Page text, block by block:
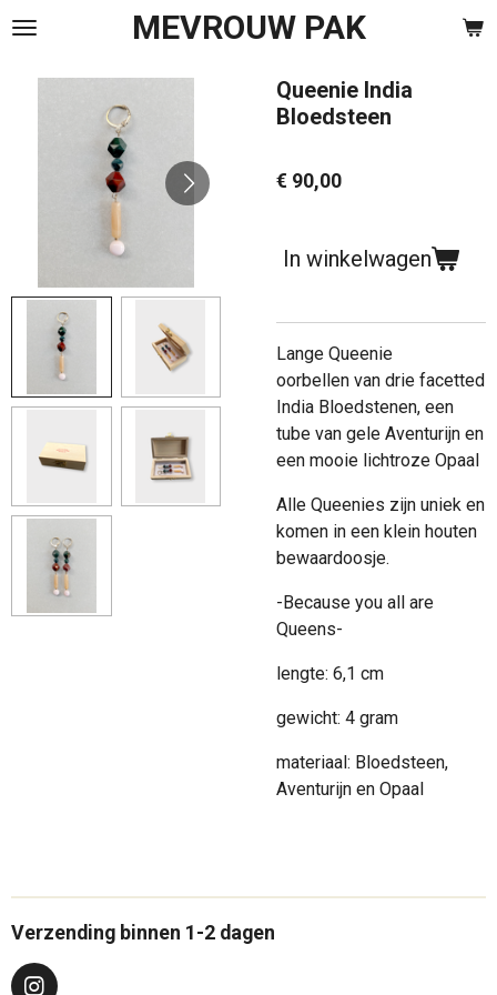
Ga
naar
hoofdinhoud
MEVROUW PAK
Queenie India
Bloedsteen
€ 90,00
In winkelwagen
Lange Queenie
oorbellen van drie facetted
India Bloedstenen, een
tube van gele Aventurijn en
een mooie lichtroze Opaal
Alle Queenies zijn uniek en
komen in een klein houten
bewaardoosje.
-Because you all are
Queens-
lengte: 6,1 cm
gewicht: 4 gram
materiaal: Bloedsteen,
Aventurijn en Opaal
Verzending binnen 1-2 dagen